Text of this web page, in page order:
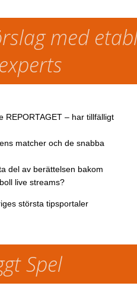
med
REPORTAGET – har tillfälligt
matcher och de snabba
del av berättelsen bakom
live streams?
största tipsportaler
Spel